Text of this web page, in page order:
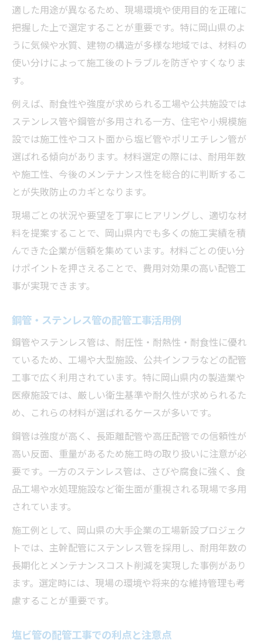
適した用途が異なるため、現場環境や使用目的を正確に
把握した上で選定することが重要です。特に岡山県のよ
うに気候や水質、建物の構造が多様な地域では、材料の
使い分けによって施工後のトラブルを防ぎやすくなりま
す。
例えば、耐食性や強度が求められる工場や公共施設では
ステンレス管や鋼管が多用される一方、住宅や小規模施
設では施工性やコスト面から塩ビ管やポリエチレン管が
選ばれる傾向があります。材料選定の際には、耐用年数
や施工性、今後のメンテナンス性を総合的に判断するこ
とが失敗防止のカギとなります。
現場ごとの状況や要望を丁寧にヒアリングし、適切な材
料を提案することで、岡山県内でも多くの施工実績を積
んできた企業が信頼を集めています。材料ごとの使い分
けポイントを押さえることで、費用対効果の高い配管工
事が実現できます。
鋼管・ステンレス管の配管工事活用例
鋼管やステンレス管は、耐圧性・耐熱性・耐食性に優れ
ているため、工場や大型施設、公共インフラなどの配管
工事で広く利用されています。特に岡山県内の製造業や
医療施設では、厳しい衛生基準や耐久性が求められるた
め、これらの材料が選ばれるケースが多いです。
鋼管は強度が高く、長距離配管や高圧配管での信頼性が
高い反面、重量があるため施工時の取り扱いに注意が必
要です。一方のステンレス管は、さびや腐食に強く、食
品工場や水処理施設など衛生面が重視される現場で多用
されています。
施工例として、岡山県の大手企業の工場新設プロジェク
トでは、主幹配管にステンレス管を採用し、耐用年数の
長期化とメンテナンスコスト削減を実現した事例があり
ます。選定時には、現場の環境や将来的な維持管理も考
慮することが重要です。
塩ビ管の配管工事での利点と注意点